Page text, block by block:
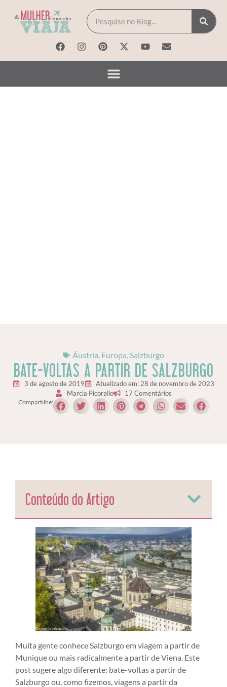
Áustria Europa Salzburgo
BATE-VOLTAS A PARTIR DE SALZBURGO
3 de agosto de 2019
Atualizado em: 28 de novembro de 2023
Marcia Picorallo
17 Comentários
Compartilhe:
Conteúdo do Artigo
Muita gente conhece Salzburgo em viagem a partir de
Munique ou mais radicalmente a partir de Viena. Este
post sugere algo diferente: bate-voltas a partir de
Salzburgo ou, como fizemos, viagens a partir da